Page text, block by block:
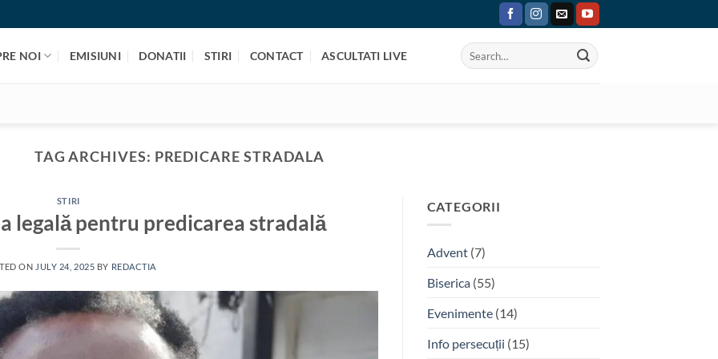
NOI EMISIUNI DONATII STIRI CONTACT ASCULTATI LIVE
TAG ARCHIVES: PREDICARE STRADALA
STIRI
legală pentru predicarea stradală
ON JULY 24, 2025 BY REDACTIA
CATEGORII
Advent(7)
Biserica(55)
Evenimente(14)
Info persecuții (15)